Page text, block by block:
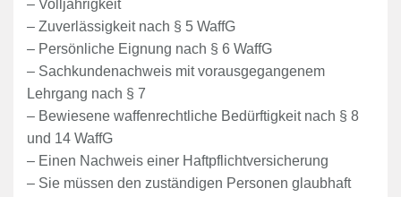
– Volljährigkeit
– Zuverlässigkeit nach § 5 WaffG
– Persönliche Eignung nach § 6 WaffG
– Sachkundenachweis mit vorausgegangenem
Lehrgang nach § 7
– Bewiesene waffenrechtliche Bedürftigkeit nach § 8
und 14 WaffG
– Einen Nachweis einer Haftpflichtversicherung
– Sie müssen den zuständigen Personen glaubhaft